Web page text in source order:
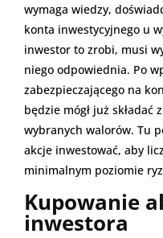
wymaga wiedzy,
konta inwestycyjnego u
inwestor to zrobi, musi
niego odpowiednia. Po
zabezpieczającego na
będzie mógł już
wybranych walorów. Tu
akcje inwestować, aby
minimalnym poziomie
Kupowanie
inwestora